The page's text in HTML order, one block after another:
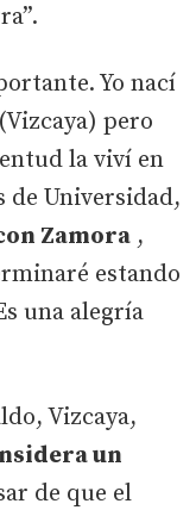
Yo nací
pero
la viví en
de Universidad,
Zamora ,
estando
una alegría
Vizcaya,
un
de que el